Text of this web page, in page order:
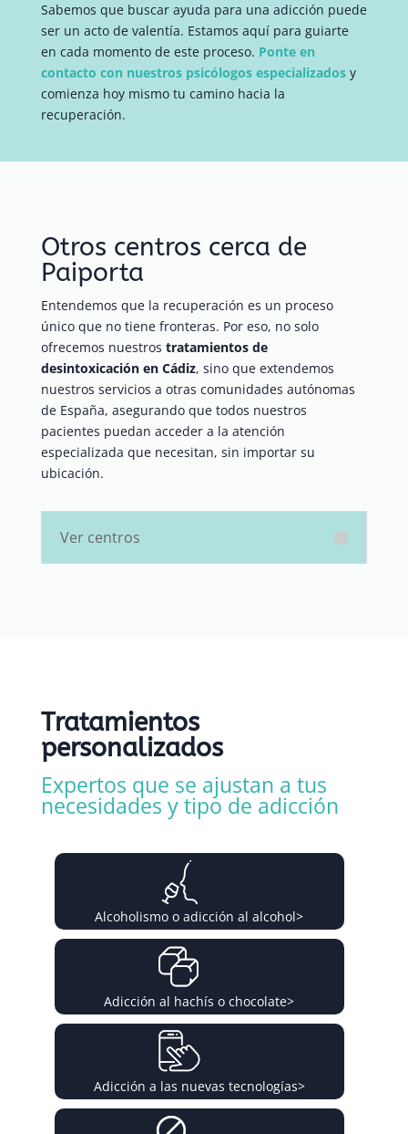
Sabemos que buscar ayuda para una adicción puede
ser un acto de valentía. Estamos aquí para guiarte
en cada momento de este proceso. Ponte en
contacto con nuestros psicólogos especializados y
comienza hoy mismo tu camino hacia la
recuperación.
Otros centros cerca de
Paiporta
Entendemos que la recuperación es un proceso
único que no tiene fronteras. Por eso, no solo
ofrecemos nuestros tratamientos de
desintoxicación en Cádiz, sino que extendemos
nuestros servicios a otras comunidades autónomas
de España, asegurando que todos nuestros
pacientes puedan acceder a la atención
especializada que necesitan, sin importar su
ubicación.
Ver centros
Tratamientos
personalizados
Expertos que se ajustan a tus
necesidades y tipo de adicción
Alcoholismo o adicción al alcohol>
Adicción al hachís o chocolate>
Adicción a las nuevas tecnologías>